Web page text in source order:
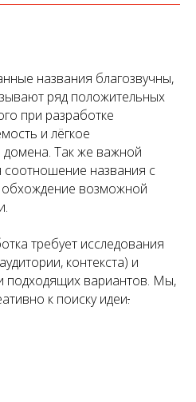
названия благозвучны,
ряд положительных
при разработке
и лёгкое
Так же важной
названия с
возможной
требует исследования
контекста) и
подходящих вариантов. Мы,
к поиску идеи.